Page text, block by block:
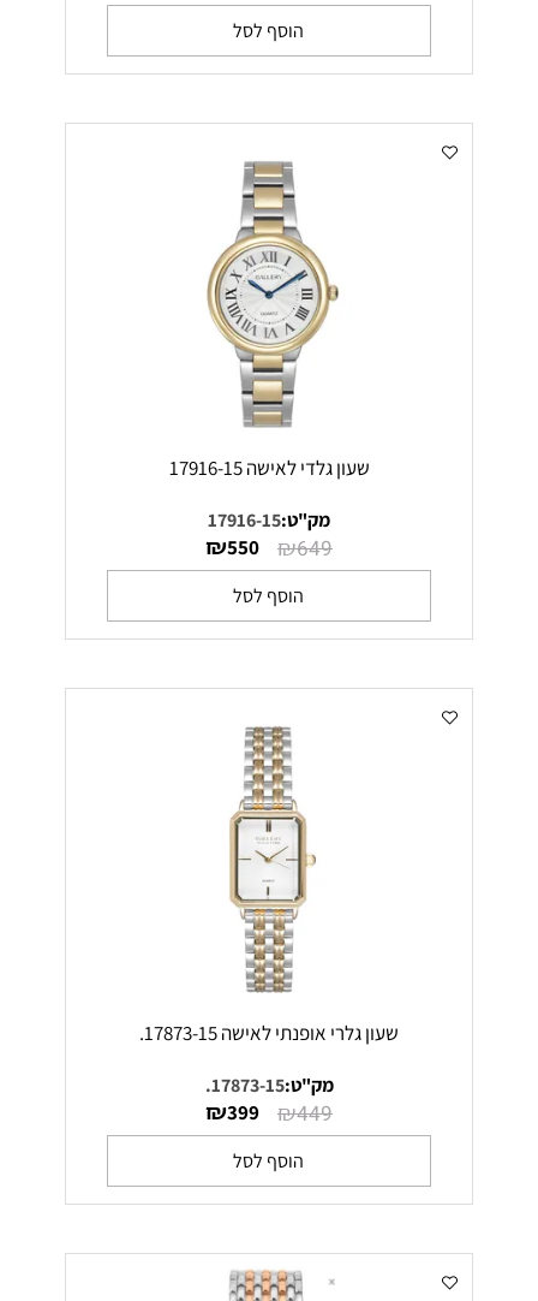
הוסף לסל
שעון גלדי לאישה 17916-15
מק"ט:17916-15
₪649
₪550
הוסף לסל
שעון גלרי אופנתי לאישה 17873-15.
מק"ט:17873-15.
₪449
₪399
הוסף לסל